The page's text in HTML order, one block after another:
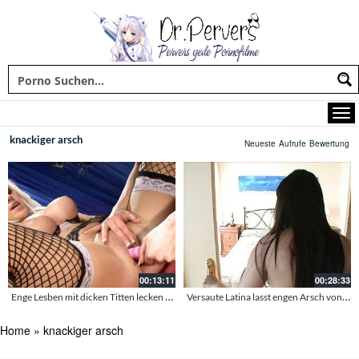
knackiger arsch Neueste Aufrufe Bewertung
00:13:11
Enge Lesben mit dicken Titten lecken sich am Pool
00:28:33
Versaute Latina lasst engen Arsch von jungem Schwanz durchbohren
Home » knackiger arsch